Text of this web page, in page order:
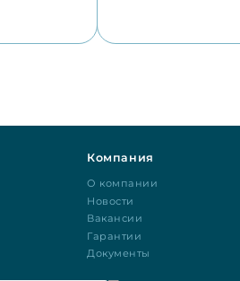
Компания
О компании
Новости
Вакансии
Гарантии
Документы